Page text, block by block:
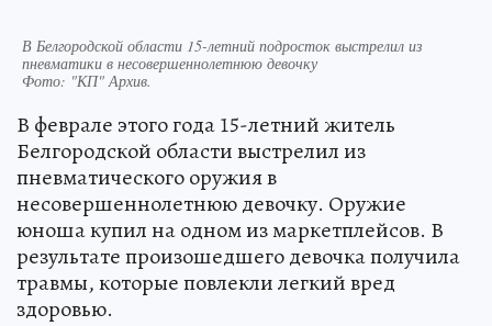
В Белгородской области 15-летний подросток выстрелил из
пневматики в несовершеннолетнюю девочку
Фото: "КП" Архив.
В феврале этого года 15-летний житель
Белгородской области выстрелил из
пневматического оружия в
несовершеннолетнюю девочку. Оружие
юноша купил на одном из маркетплейсов. В
результате произошедшего девочка получила
травмы, которые повлекли легкий вред
здоровью.